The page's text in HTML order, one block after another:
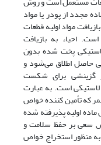
مجدد از پودر یا مواد
مواد اولیه قطعات
احیاء به بازیافت
پخت شده بدون
حاصل اطلاق می‌شود و
گزینشی برای شکست
است. به عبارت
که تأمین کننده خواص
اولیه پذیرفته شده
سعی بر حفظ سلامت و
به منظور استخراج خواص